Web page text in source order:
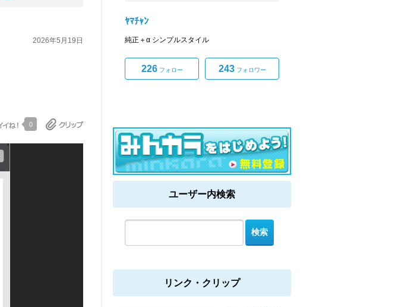
2026年5月19日
0
ﾔﾏﾁｬﾝ
純正＋α シンプルスタイル
226フォロー 243フォロワー
ユーザー内検索
リンク・クリップ